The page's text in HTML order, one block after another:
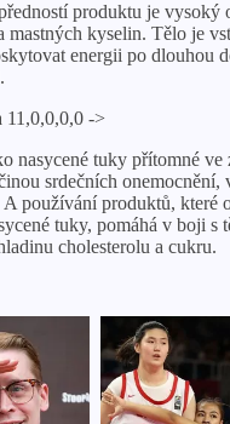
produktu je vysoký
mastných kyselin. Tělo je
energii po dlouhou
11,0,0,0,0 ->
nasycené tuky přítomné ve
srdečních onemocnění,
používání produktů, které
tuky, pomáhá v boji s
cholesterolu a cukru.